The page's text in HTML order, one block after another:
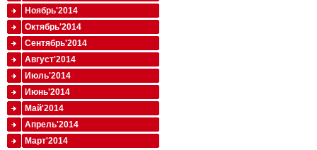
Ноябрь'2014
Октябрь'2014
Сентябрь'2014
Август'2014
Июль'2014
Июнь'2014
Май'2014
Апрель'2014
Март'2014